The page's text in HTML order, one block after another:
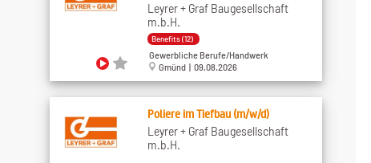
Leyrer + Graf Baugesellschaft
m.b.H.
Benefits (12)
Gewerbliche Berufe/Handwerk
Gmünd | 09.08.2026
Poliere im Tiefbau (m/w/d)
Leyrer + Graf Baugesellschaft
m.b.H.